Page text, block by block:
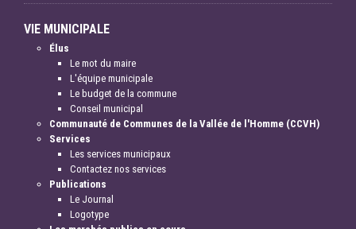
VIE MUNICIPALE
Élus
Le mot du maire
L'équipe municipale
Le budget de la commune
Conseil municipal
Communauté de Communes de la Vallée de l'Homme (CCVH)
Services
Les services municipaux
Contactez nos services
Publications
Le Journal
Logotype